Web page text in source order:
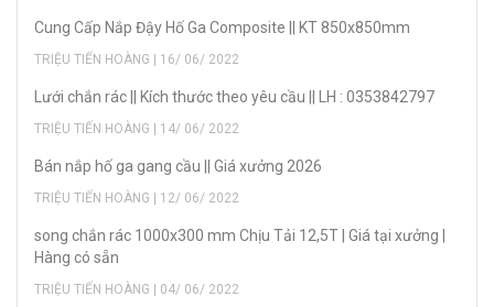
Cung Cấp Nắp Đậy Hố Ga Composite || KT 850x850mm
TRIỆU TIẾN HOÀNG | 16/ 06/ 2022
Lưới chắn rác || Kích thước theo yêu cầu || LH : 0353842797
TRIỆU TIẾN HOÀNG | 14/ 06/ 2022
Bán nắp hố ga gang cầu || Giá xưởng 2026
TRIỆU TIẾN HOÀNG | 12/ 06/ 2022
song chắn rác 1000x300 mm Chịu Tải 12,5T | Giá tại xưởng |
Hàng có sẵn
TRIỆU TIẾN HOÀNG | 04/ 06/ 2022